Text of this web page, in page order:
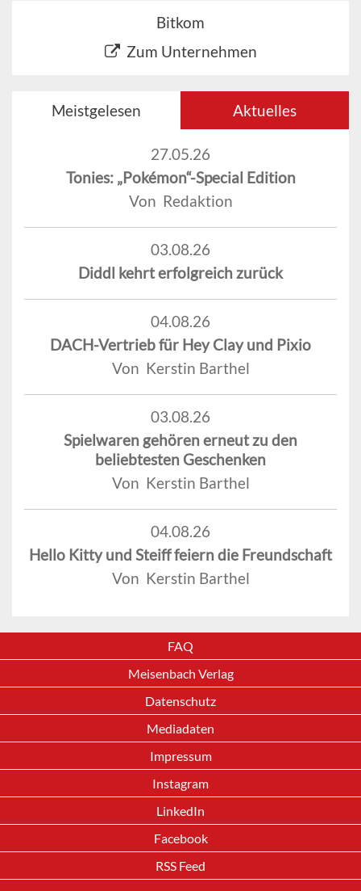
Bitkom
Zum Unternehmen
Meistgelesen Aktuelles
27.05.26
Tonies: „Pokémon“-Special Edition
Von Redaktion
03.08.26
Diddl kehrt erfolgreich zurück
04.08.26
DACH-Vertrieb für Hey Clay und Pixio
Von Kerstin Barthel
03.08.26
Spielwaren gehören erneut zu den
beliebtesten Geschenken
Von Kerstin Barthel
04.08.26
Hello Kitty und Steiff feiern die Freundschaft
Von Kerstin Barthel
FAQ
Meisenbach Verlag
Datenschutz
Mediadaten
Impressum
Instagram
LinkedIn
Facebook
RSS Feed